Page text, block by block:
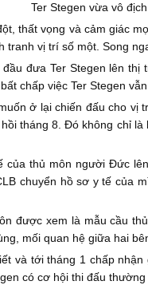
Ter Stegen vừa vô
thất vọng và cảm giác
tranh vị trí số một. Song
đưa Ter Stegen lên
chấp việc Ter Stegen
ở lại chiến đấu cho
tháng 8. Đó không chỉ
thủ môn người Đức
chuyển hồ sơ y tế của
được xem là mẫu cầu
mối quan hệ giữa hai
và tới tháng 1 chấp
có cơ hội thi đấu